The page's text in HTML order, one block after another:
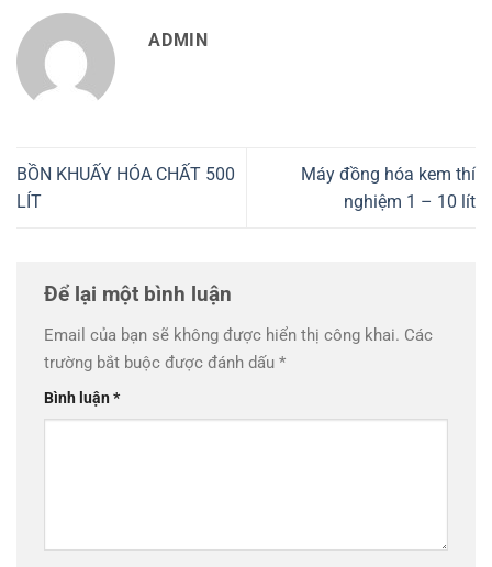
ADMIN
BỒN KHUẤY HÓA CHẤT 500
LÍT
Máy đồng hóa kem thí
nghiệm 1 – 10 lít
Để lại một bình luận
Email của bạn sẽ không được hiển thị công khai. Các
trường bắt buộc được đánh dấu *
Bình luận*